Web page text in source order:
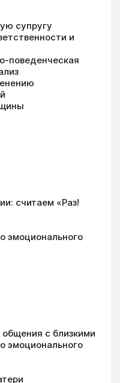
супругу
и
поведенческая
считаем «Раз!
эмоционального
с близкими
эмоционального